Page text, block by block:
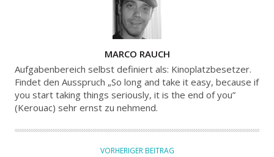
U
T
O
R
MARCO RAUCH
Aufgabenbereich selbst definiert als: Kinoplatzbesetzer.
Findet den Ausspruch „So long and take it easy, because if
you start taking things seriously, it is the end of you”
(Kerouac) sehr ernst zu nehmend.
VORHERIGER BEITRAG